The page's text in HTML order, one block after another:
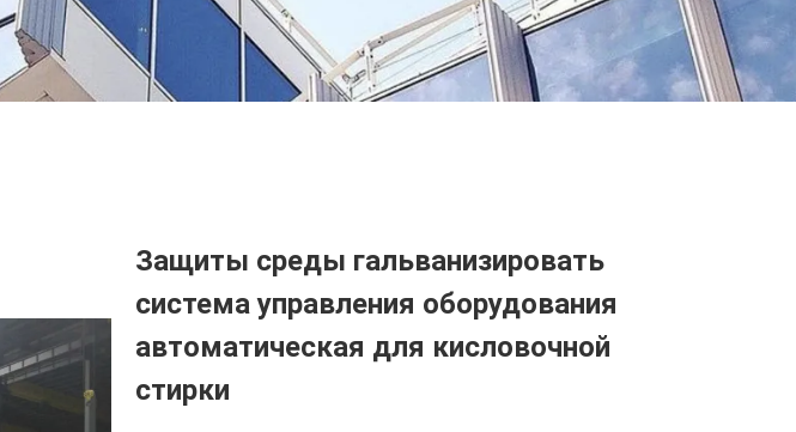
Защиты среды гальванизировать
система управления оборудования
автоматическая для кисловочной
стирки